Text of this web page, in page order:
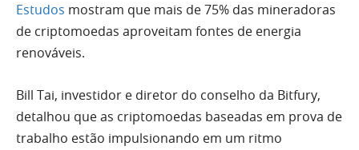
Estudos mostram que mais de 75% das mineradoras
de criptomoedas aproveitam fontes de energia
renováveis.
Bill Tai, investidor e diretor do conselho da Bitfury,
detalhou que as criptomoedas baseadas em prova de
trabalho estão impulsionando em um ritmo